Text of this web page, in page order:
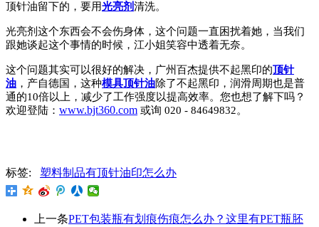
顶针油留下的，要用光亮剂清洗。
光亮剂这个东西会不会伤身体，这个问题一直困扰着她，当我们
跟她谈起这个事情的时候，江小姐笑容中透着无奈。
这个问题其实可以很好的解决，广州百杰提供不起黑印的顶针
油 ，产自德国，这种模具顶针油除了不起黑印，润滑周期也是普
通的10倍以上，减少了工作强度以提高效率。您也想了解下吗？
欢迎登陆： www.bjt360.com 或询 020 - 84649832。
标签: 塑料制品有顶针油印怎么办
上一条PET包装瓶有划痕伤痕怎么办？这里有PET瓶胚